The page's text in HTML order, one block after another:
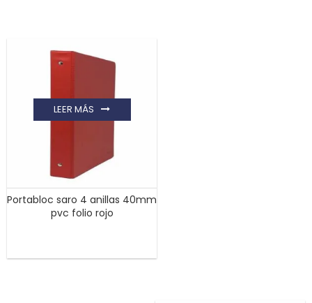
Portabloc saro 4 anillas 40mm
pvc folio rojo
LEER MÁS